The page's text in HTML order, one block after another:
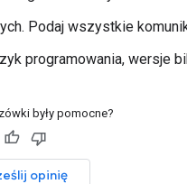
Podaj wszystkie
programowania, wersje
były pomocne?
opinię